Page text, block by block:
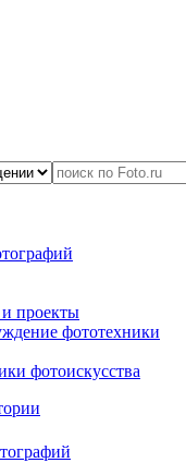
проекты
фототехники
фотоискусства